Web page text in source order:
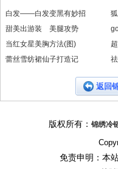
白发——白发变黑有妙招
甜美出游装 美腿攻势
当红女星美胸方法(图)
蕾丝雪纺裙仙子打造记
返回
版权所有： 锦绣冷
免责申明：本